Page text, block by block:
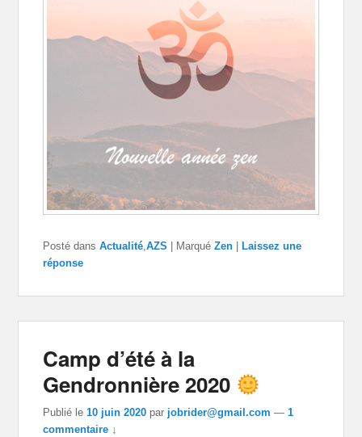
Posté dans Actualité,AZS Marqué Zen
Laissez une
réponse
Camp d’été à la
Gendronnière 2020
Publié le10 juin 2020 par jobrider@gmail.com —1
commentaire ↓